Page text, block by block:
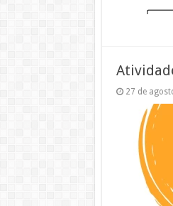
27 de